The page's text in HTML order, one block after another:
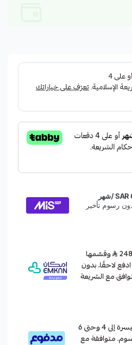
وقسّمها
ادفع لاحقًا، بدون
مع الشريعة
قسم دفعاتك بطريقة ميسرة إلى 4 وحتى 6
متوافقة مع